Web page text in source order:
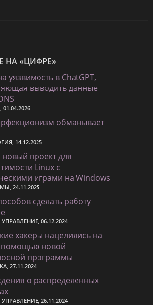
НА «ЦИФРЕ»
уязвимость в ChatGPT,
выводить данные
обманывает
14.12.2025
проект для
Linux с
играми на Windows
24.11.2025
сделать работу
06.12.2024
хакеры нацелились на
помощью новой
программы
27.11.2024
о распределенных
26.11.2024